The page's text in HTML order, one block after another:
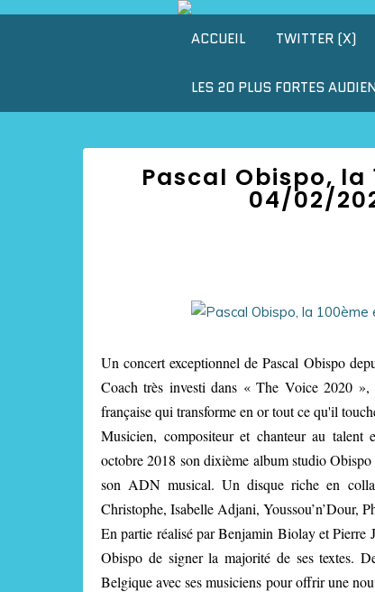
ACCUEIL TWITTER (X)
LES 20 PLUS FORTES
Pascal Obispo,
04/02/
Un concert exceptionnel de Pascal Obispo
Coach très investi dans « The Voice 2020 »,
française qui transforme en or tout ce qu'il
Musicien, compositeur et chanteur au talent
octobre 2018 son dixième album studio
son ADN musical. Un disque riche en
Christophe, Isabelle Adjani, Youssou’n’Dour,
En partie réalisé par Benjamin Biolay et Pierre
Obispo de signer la majorité de ses textes.
Belgique avec ses musiciens pour offrir une